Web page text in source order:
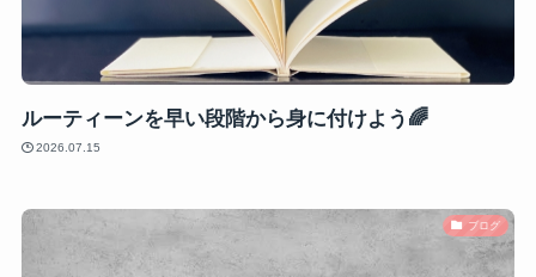
ルーティーンを早い段階から身に付けよう🌈
2026.07.15
ブログ